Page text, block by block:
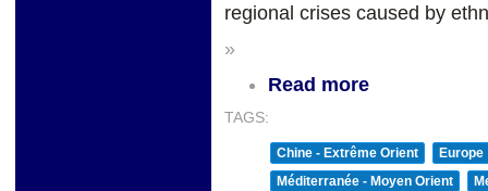
regional crises caused by
»
Read more
TAGS:
Chine - Extrême Orient
Europe
Méditerranée - Moyen Orient